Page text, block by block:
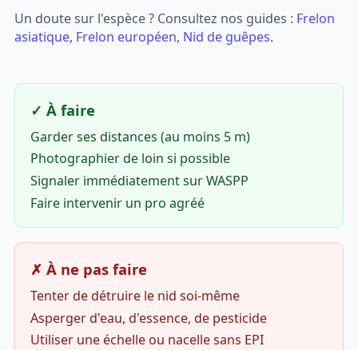
Un doute sur l'espèce ? Consultez nos guides : Frelon
asiatique, Frelon européen, Nid de guêpes.
✓ À faire
Garder ses distances (au moins 5 m)
Photographier de loin si possible
Signaler immédiatement sur WASPP
Faire intervenir un pro agréé
✗ À ne pas faire
Tenter de détruire le nid soi-même
Asperger d'eau, d'essence, de pesticide
Utiliser une échelle ou nacelle sans EPI